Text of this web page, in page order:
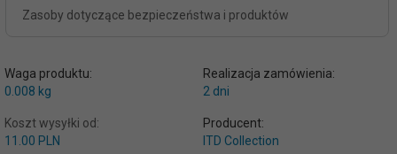
Zasoby dotyczące bezpieczeństwa i produktów
Waga produktu:
0.008 kg
Realizacja zamówienia:
2 dni
Koszt wysyłki od:
11.00 PLN
Producent:
ITD Collection